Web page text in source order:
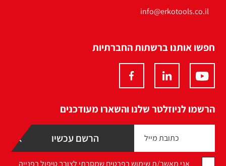
info@erkotools.co.il
חפשו אותנו ברשתות החברתיות
הרשמו לניוזלטר שלנו והשארו מעודכנים
אני מאשר/ת שימוש בפרטים שמסרתי לצורך טיפול בפנייה